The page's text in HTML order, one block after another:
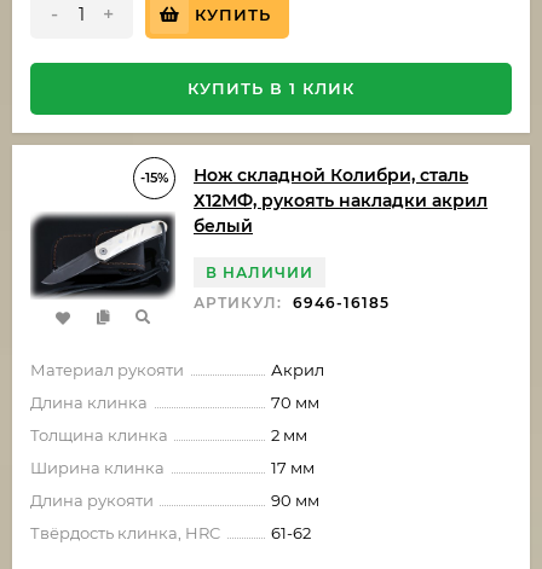
- + КУПИТЬ
КУПИТЬ В 1 КЛИК
-15%
Нож складной Колибри, сталь
Х12МФ, рукоять накладки акрил
белый
В НАЛИЧИИ
АРТИКУЛ:
6946-16185
Материал рукояти
Акрил
Длина клинка
70 мм
Толщина клинка
2 мм
Ширина клинка
17 мм
Длина рукояти
90 мм
Твёрдость клинка, HRC
61-62